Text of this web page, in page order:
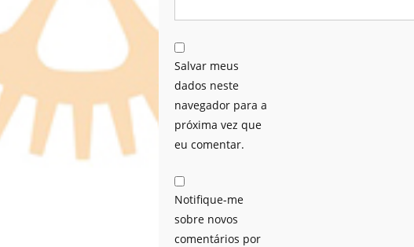
Salvar meus
dados neste
navegador para a
próxima vez que
eu comentar.
Notifique-me
sobre novos
comentários por